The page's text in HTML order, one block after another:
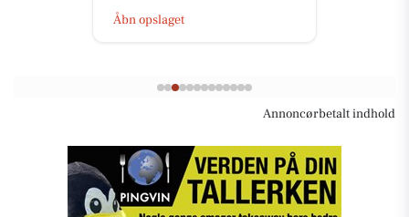
Åbn opslaget
Annoncørbetalt indhold